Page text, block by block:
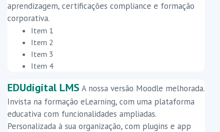
aprendizagem, certificações compliance e formação
corporativa.
Item 1
Item 2
Item 3
Item 4
EDUdigital LMS A nossa versão Moodle melhorada.
Invista na formação eLearning, com uma plataforma
educativa com funcionalidades ampliadas.
Personalizada à sua organização, com plugins e app